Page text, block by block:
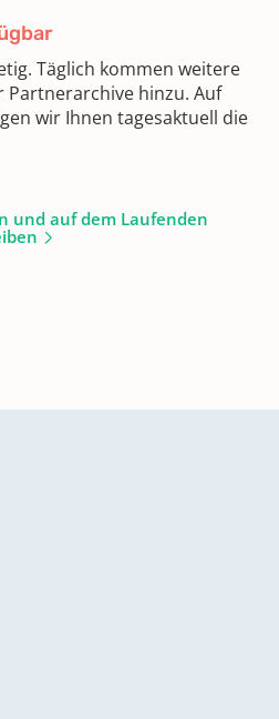
Täglich kommen weitere
hinzu. Auf
wir Ihnen tagesaktuell die
und auf dem Laufenden